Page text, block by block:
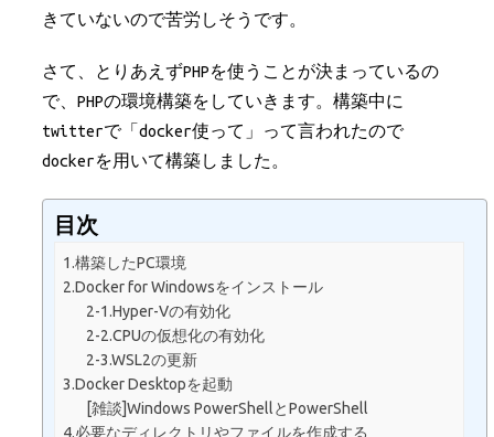
きていないので苦労しそうです。
さて、とりあえずPHPを使うことが決まっているの
で、PHPの環境構築をしていきます。構築中に
twitterで「docker使って」って言われたので
dockerを用いて構築しました。
目次
1.構築したPC環境
2.Docker for Windowsをインストール
2-1.Hyper-Vの有効化
2-2.CPUの仮想化の有効化
2-3.WSL2の更新
3.Docker Desktopを起動
[雑談]Windows PowerShellとPowerShell
4.必要なディレクトリやファイルを作成する